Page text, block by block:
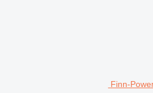
Finn-